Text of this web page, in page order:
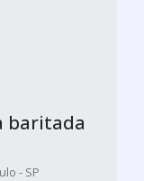
baritada
- SP